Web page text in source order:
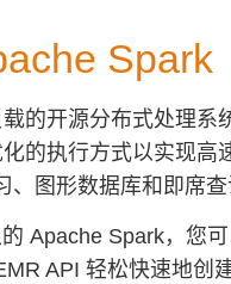
Spark
的开源分布式处理系
的执行方式以实现高
图形数据库和即席查
Apache Spark，您
API 轻松快速地创